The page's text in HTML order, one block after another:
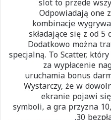
Odpowiadają one
kombinacje
składające się z od 5
Dodatkowo można
specjalną. To Scatter,
za wypłacenie
uruchamia bonus
Wystarczy, że w
ekranie pojawi
symboli, a gra przyzna